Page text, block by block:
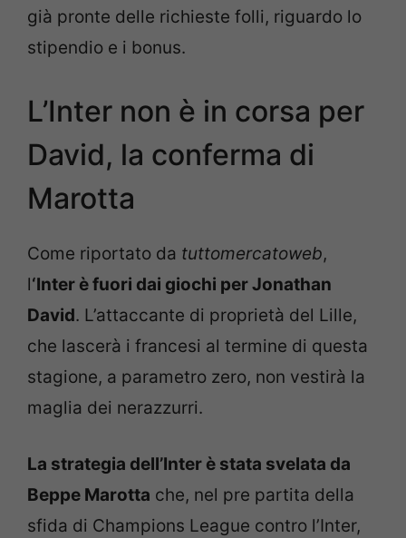
già pronte delle richieste folli, riguardo lo
stipendio e i bonus.
L’Inter non è in corsa per
David, la conferma di
Marotta
Come riportato da tuttomercatoweb,
l‘Inter è fuori dai giochi per Jonathan
David. L’attaccante di proprietà del Lille,
che lascerà i francesi al termine di questa
stagione, a parametro zero, non vestirà la
maglia dei nerazzurri.
La strategia dell’Inter è stata svelata da
Beppe Marotta che, nel pre partita della
sfida di Champions League contro l’Inter,